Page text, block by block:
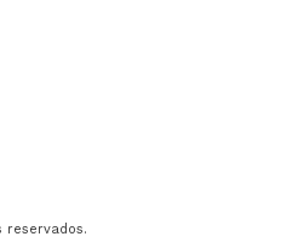
reservados.